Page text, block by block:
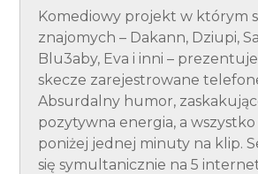
Komediowy projekt w którym
znajomych – Dakann, Dziupi,
Blu3aby, Eva i inni –
skecze zarejestrowane
Absurdalny humor,
pozytywna energia, a wszystko
poniżej jednej minuty na klip.
się symultanicznie na 5